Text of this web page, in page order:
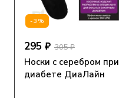
-3%
295 ₽ 305 ₽
Носки с серебром при
диабете ДиаЛайн